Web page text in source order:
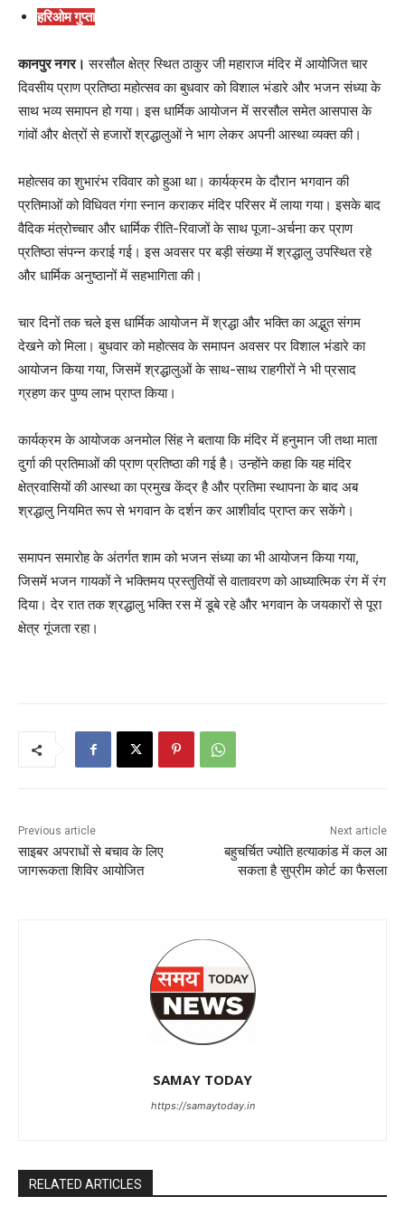
हरिओम गुप्ता
कानपुर नगर। सरसौल क्षेत्र स्थित ठाकुर जी महाराज मंदिर में आयोजित चार
दिवसीय प्राण प्रतिष्ठा महोत्सव का बुधवार को विशाल भंडारे और भजन संध्या के
साथ भव्य समापन हो गया। इस धार्मिक आयोजन में सरसौल समेत आसपास के
गांवों और क्षेत्रों से हजारों श्रद्धालुओं ने भाग लेकर अपनी आस्था व्यक्त की।
महोत्सव का शुभारंभ रविवार को हुआ था। कार्यक्रम के दौरान भगवान की
प्रतिमाओं को विधिवत गंगा स्नान कराकर मंदिर परिसर में लाया गया। इसके बाद
वैदिक मंत्रोच्चार और धार्मिक रीति-रिवाजों के साथ पूजा-अर्चना कर प्राण
प्रतिष्ठा संपन्न कराई गई। इस अवसर पर बड़ी संख्या में श्रद्धालु उपस्थित रहे
और धार्मिक अनुष्ठानों में सहभागिता की।
चार दिनों तक चले इस धार्मिक आयोजन में श्रद्धा और भक्ति का अद्भुत संगम
देखने को मिला। बुधवार को महोत्सव के समापन अवसर पर विशाल भंडारे का
आयोजन किया गया, जिसमें श्रद्धालुओं के साथ-साथ राहगीरों ने भी प्रसाद
ग्रहण कर पुण्य लाभ प्राप्त किया।
कार्यक्रम के आयोजक अनमोल सिंह ने बताया कि मंदिर में हनुमान जी तथा माता
दुर्गा की प्रतिमाओं की प्राण प्रतिष्ठा की गई है। उन्होंने कहा कि यह मंदिर
क्षेत्रवासियों की आस्था का प्रमुख केंद्र है और प्रतिमा स्थापना के बाद अब
श्रद्धालु नियमित रूप से भगवान के दर्शन कर आशीर्वाद प्राप्त कर सकेंगे।
समापन समारोह के अंतर्गत शाम को भजन संध्या का भी आयोजन किया गया,
जिसमें भजन गायकों ने भक्तिमय प्रस्तुतियों से वातावरण को आध्यात्मिक रंग में रंग
दिया। देर रात तक श्रद्धालु भक्ति रस में डूबे रहे और भगवान के जयकारों से पूरा
क्षेत्र गूंजता रहा।
Previous article
साइबर अपराधों से बचाव के लिए
जागरूकता शिविर आयोजित
Next article
बहुचर्चित ज्योति हत्याकांड में कल आ
सकता है सुप्रीम कोर्ट का फैसला
SAMAY TODAY
https://samaytoday.in
RELATED ARTICLES